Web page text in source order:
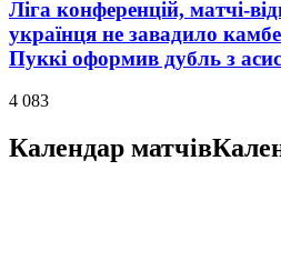
Ліга конференцій, матчі-
українця не завадило
Пуккі оформив дубль з
4 083
Календар матчів